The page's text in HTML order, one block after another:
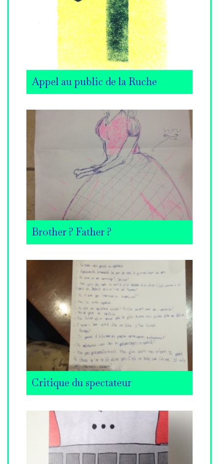
Appel au public de la Ruche
Brother ? Father ?
Critique du spectateur